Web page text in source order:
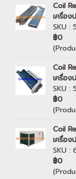
Coil
เครื่อง
SKU :
฿0
Coil
เครื่อง
SKU :
฿0
Coil
เครื่อง
SKU :
฿0